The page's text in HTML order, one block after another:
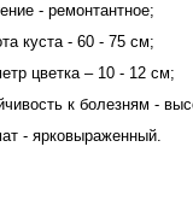
- ремонтантное;
куста - 60 - 75 см;
цветка – 10 - 12 см;
к болезням -
- ярковыраженный.